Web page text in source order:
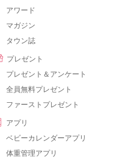
アワード
マガジン
タウン誌
プレゼント
プレゼント＆アンケート
全員無料プレゼント
ファーストプレゼント
アプリ
ベビーカレンダーアプリ
体重管理アプリ